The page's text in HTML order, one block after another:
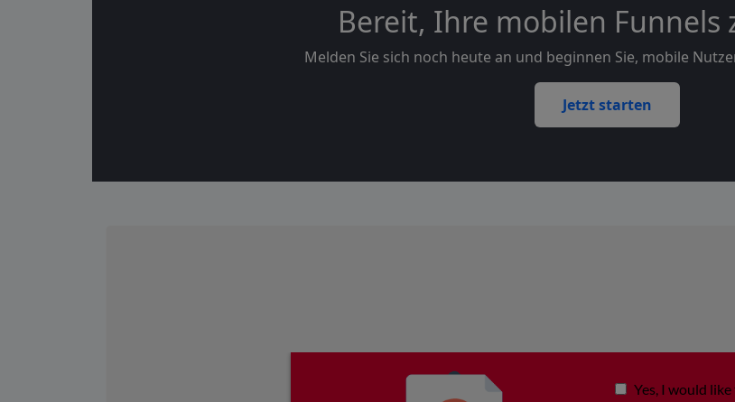
Bereit, Ihre mobilen Funnels
Melden Sie sich noch heute an und beginnen Sie, mobile
Jetzt starten